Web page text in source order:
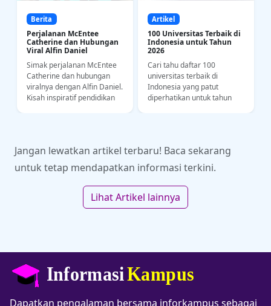
Berita
Perjalanan McEntee
Catherine dan Hubungan
Viral Alfin Daniel
Simak perjalanan McEntee
Catherine dan hubungan
viralnya dengan Alfin Daniel.
Kisah inspiratif pendidikan
Artikel
100 Universitas Terbaik di
Indonesia untuk Tahun
2026
Cari tahu daftar 100
universitas terbaik di
Indonesia yang patut
diperhatikan untuk tahun
Jangan lewatkan artikel terbaru! Baca sekarang
untuk tetap mendapatkan informasi terkini.
Lihat Artikel lainnya
Dapatkan pengalaman bersama inforkampus sebagai